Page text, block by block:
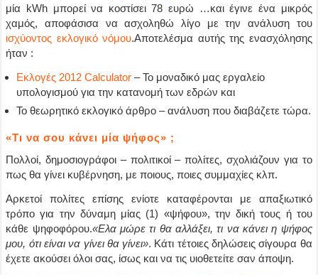
μία kWh μπορεί να κοστίσει 78 ευρώ …και έγινε ένα μικρός
χαμός, αποφάσισα να ασχοληθώ λίγο με την ανάλυση του
ισχύοντος εκλογικό νόμου.Αποτελέσμα αυτής της ενασχόλησης
ήταν :
Εκλογές 2012 Calculator – Το μοναδικό μας εργαλείο
υπολογισμού για την κατανομή των εδρών και
Το θεωρητικό εκλογικό άρθρο – ανάλυση που διαβάζετε τώρα.
«Τι να σου κάνει μία ψήφος» ;
Πολλοί, δημοσιογράφοι – πολιτικοί – πολίτες, σχολιάζουν για το
πως θα γίνει κυβέρνηση, με ποιους, ποιες συμμαχίες κλπ.
Αρκετοί πολίτες επίσης ενίοτε καταφέρονται με απαξιωτικό
τρόπο για την δύναμη μίας (1) «ψήφου», την δική τους ή του
κάθε ψηφοφόρου.«Ελα μώρε τι θα αλλάξει, τι να κάνει η ψήφος
μου, ότι είναι να γίνει θα γίνει». Κάτι τέτοιες δηλώσεις σίγουρα θα
έχετε ακούσει όλοι σας, ίσως και να τις υιοθετείτε σαν άποψη.